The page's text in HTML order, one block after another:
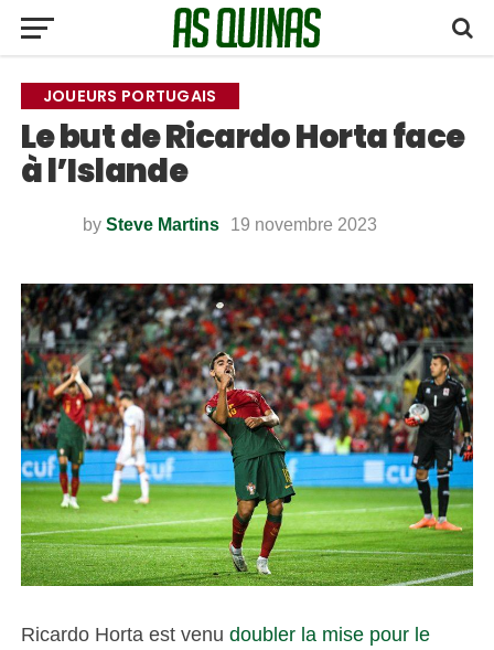
JOUEURS PORTUGAIS
Le but de Ricardo Horta face
à l’Islande
by Steve Martins 19 novembre 2023
Ricardo Horta est venu doubler la mise pour le